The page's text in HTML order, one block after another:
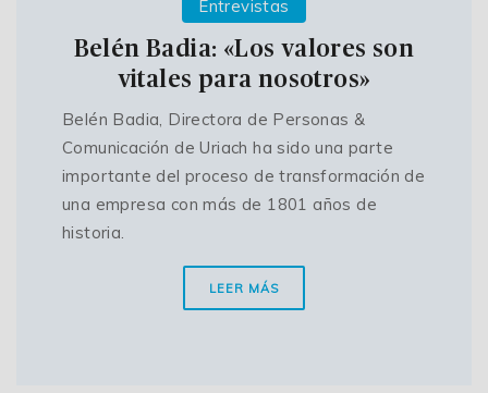
Entrevistas
Belén Badia: «Los valores son
vitales para nosotros»
Belén Badia, Directora de Personas &
Comunicación de Uriach ha sido una parte
importante del proceso de transformación de
una empresa con más de 1801 años de
historia.
LEER MÁS